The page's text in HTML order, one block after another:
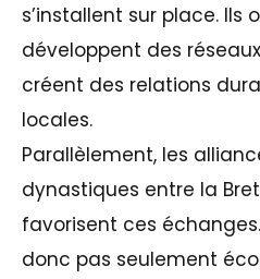
s’installent sur place. Ils
développent des
créent des relations
locales.
Parallèlement, les
dynastiques entre la
favorisent ces
donc pas seulement